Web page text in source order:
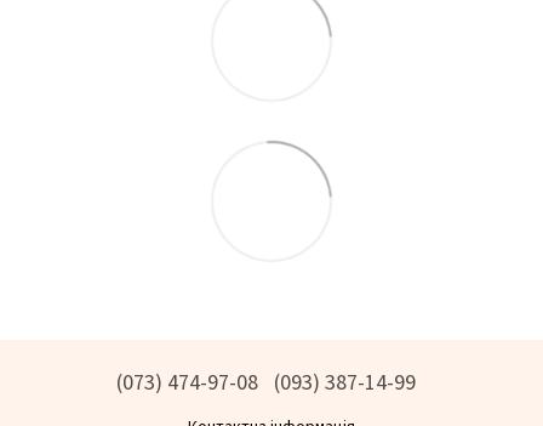
(073) 474-97-08 (093) 387-14-99